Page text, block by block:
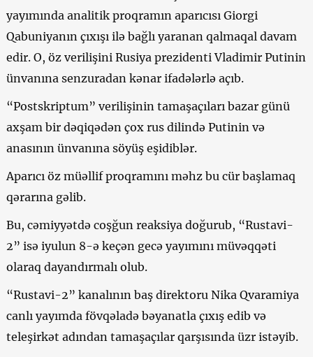
yayımında analitik proqramın aparıcısı Giorgi
Qabuniyanın çıxışı ilə bağlı yaranan qalmaqal davam
edir. O, öz verilişini Rusiya prezidenti Vladimir Putinin
ünvanına senzuradan kənar ifadələrlə açıb.
“Postskriptum” verilişinin tamaşaçıları bazar günü
axşam bir dəqiqədən çox rus dilində Putinin və
anasının ünvanına söyüş eşidiblər.
Aparıcı öz müəllif proqramını məhz bu cür başlamaq
qərarına gəlib.
Bu, cəmiyyətdə coşğun reaksiya doğurub, “Rustavi-
2” isə iyulun 8-ə keçən gecə yayımını müvəqqəti
olaraq dayandırmalı olub.
“Rustavi-2” kanalının baş direktoru Nika Qvaramiya
canlı yayımda fövqəladə bəyanatla çıxış edib və
teleşirkət adından tamaşaçılar qarşısında üzr istəyib.